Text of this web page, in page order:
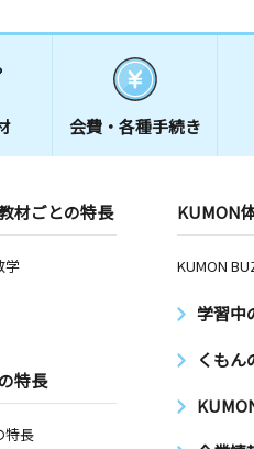
会費・ 各種手続き
材ごとの特長
学
特長
特長
KUMON
KUMON
学習中
くもん